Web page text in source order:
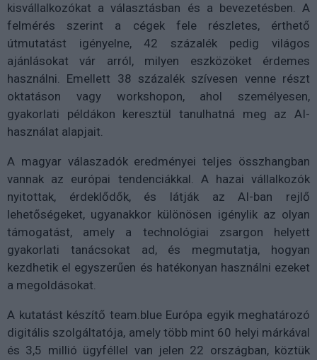
kisvállalkozókat a választásban és a bevezetésben. A
felmérés szerint a cégek fele részletes, érthető
útmutatást igényelne, 42 százalék pedig világos
ajánlásokat vár arról, milyen eszközöket érdemes
használni. Emellett 38 százalék szívesen venne részt
oktatáson vagy workshopon, ahol személyesen,
gyakorlati példákon keresztül tanulhatná meg az AI-
használat alapjait.
A magyar válaszadók eredményei teljes összhangban
vannak az európai tendenciákkal. A hazai vállalkozók
nyitottak, érdeklődők, és látják az AI-ban rejlő
lehetőségeket, ugyanakkor különösen igénylik az olyan
támogatást, amely a technológiai zsargon helyett
gyakorlati tanácsokat ad, és megmutatja, hogyan
kezdhetik el egyszerűen és hatékonyan használni ezeket
a megoldásokat.
A kutatást készítő team.blue Európa egyik meghatározó
digitális szolgáltatója, amely több mint 60 helyi márkával
és 3,5 millió ügyféllel van jelen 22 országban, köztük